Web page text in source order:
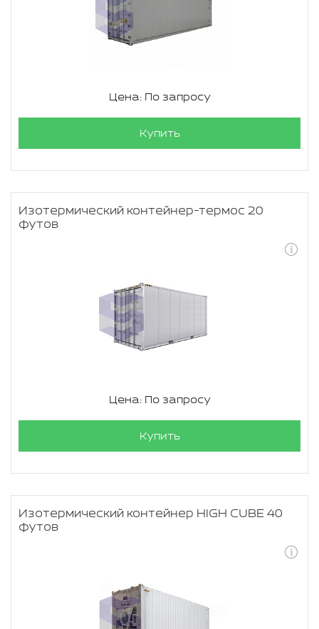
Цена: По запросу
Купить
Изотермический контейнер-термос 20
футов
Цена: По запросу
Купить
Изотермический контейнер HIGH CUBE 40
футов